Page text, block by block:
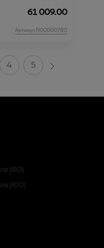
61 009.00
Артикул:N00000780
4 5
(ФО)
(ЮО)